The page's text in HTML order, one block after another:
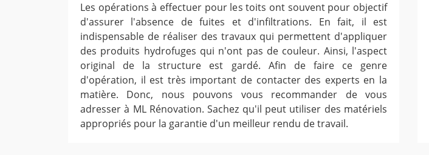
Les opérations à effectuer pour les toits ont souvent pour objectif
d'assurer l'absence de fuites et d'infiltrations. En fait, il est
indispensable de réaliser des travaux qui permettent d'appliquer
des produits hydrofuges qui n'ont pas de couleur. Ainsi, l'aspect
original de la structure est gardé. Afin de faire ce genre
d'opération, il est très important de contacter des experts en la
matière. Donc, nous pouvons vous recommander de vous
adresser à ML Rénovation. Sachez qu'il peut utiliser des matériels
appropriés pour la garantie d'un meilleur rendu de travail.